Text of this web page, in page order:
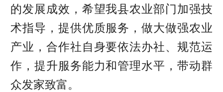
的发展成效，希望我县农业部门加强技
术指导，提供优质服务，做大做强农业
产业，合作社自身要依法办社、规范运
作，提升服务能力和管理水平，带动群
众发家致富。